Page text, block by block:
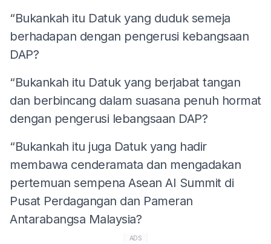
“Bukankah itu Datuk yang duduk semeja
berhadapan dengan pengerusi kebangsaan
DAP?
“Bukankah itu Datuk yang berjabat tangan
dan berbincang dalam suasana penuh hormat
dengan pengerusi lebangsaan DAP?
“Bukankah itu juga Datuk yang hadir
membawa cenderamata dan mengadakan
pertemuan sempena Asean AI Summit di
Pusat Perdagangan dan Pameran
Antarabangsa Malaysia?
ADS